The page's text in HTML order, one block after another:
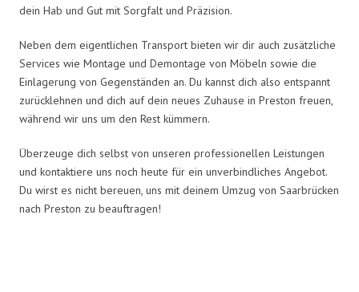
dein Hab und Gut mit Sorgfalt und Präzision.
Neben dem eigentlichen Transport bieten wir dir auch zusätzliche
Services wie Montage und Demontage von Möbeln sowie die
Einlagerung von Gegenständen an. Du kannst dich also entspannt
zurücklehnen und dich auf dein neues Zuhause in Preston freuen,
während wir uns um den Rest kümmern.
Überzeuge dich selbst von unseren professionellen Leistungen
und kontaktiere uns noch heute für ein unverbindliches Angebot.
Du wirst es nicht bereuen, uns mit deinem Umzug von Saarbrücken
nach Preston zu beauftragen!